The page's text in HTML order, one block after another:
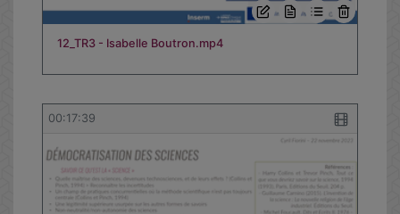
12_TR3 - Isabelle Boutron.mp4
00:17:39